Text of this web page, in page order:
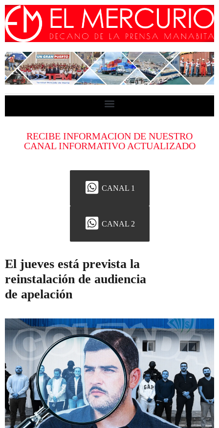
RECIBE INFORMACION DE NUESTRO
CANAL INFORMATIVO ACTUALIZADO
CANAL 1
CANAL 2
El jueves está prevista la
reinstalación de audiencia
de apelación